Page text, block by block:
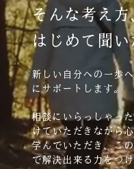
そんな考え方
はじめて聞い
新しい自分への一歩
にサポートします。
相談にいらっしゃっ
けていただきながら
学んでいただき、こ
で解決出来る力をつ